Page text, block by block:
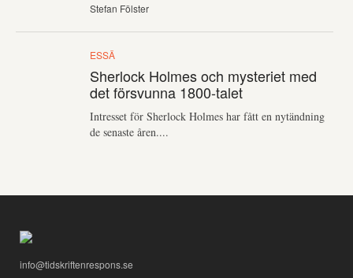
Stefan Fölster
ESSÄ
Sherlock Holmes och mysteriet med
det försvunna 1800-talet
Intresset för Sherlock Holmes har fått en nytändning
de senaste åren....
info@tidskriftenrespons.se